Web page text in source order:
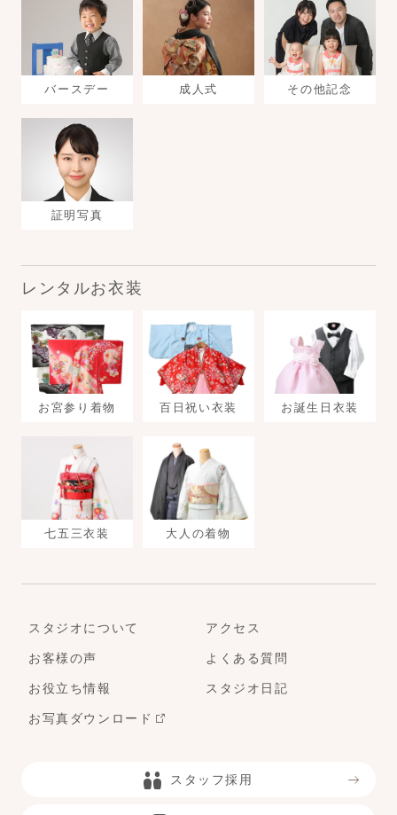
バースデー 成人式 その他記念
証明写真
レンタルお衣装
お宮参り着物 百日祝い衣装 お誕生日衣装
七五三衣装 大人の着物
スタジオについて アクセス
お客様の声 よくある質問
お役立ち情報 スタジオ日記
お写真ダウンロード
スタッフ採用